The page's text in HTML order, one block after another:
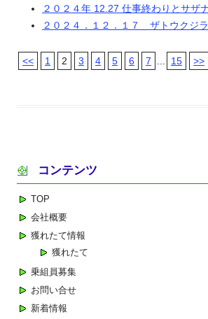
２０２４年 12.27 仕事終わりとサザ
２０２４．１２．１７ ザトウクジラ
<< 1 2 3 4 5 6 7 15 >>
コンテンツ
TOP
会社概要
獲れたて情報
獲れたて
乗組員募集
お問い合せ
新着情報